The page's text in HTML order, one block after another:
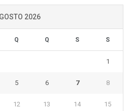
2026
Q Q S S
1
5 6 7 8
12 13 14 15